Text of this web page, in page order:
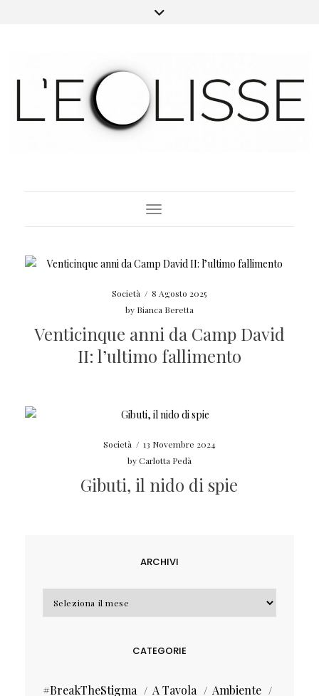
Toggle Navigation
Società / 8 Agosto 2025
by Bianca Beretta
Venticinque anni da Camp David
II: l’ultimo fallimento
Società / 13 Novembre 2024
byCarlotta Pedà
Gibuti, il nido di spie
ARCHIVI
Archivi
CATEGORIE
#BreakTheStigma A Tavola
Ambiente